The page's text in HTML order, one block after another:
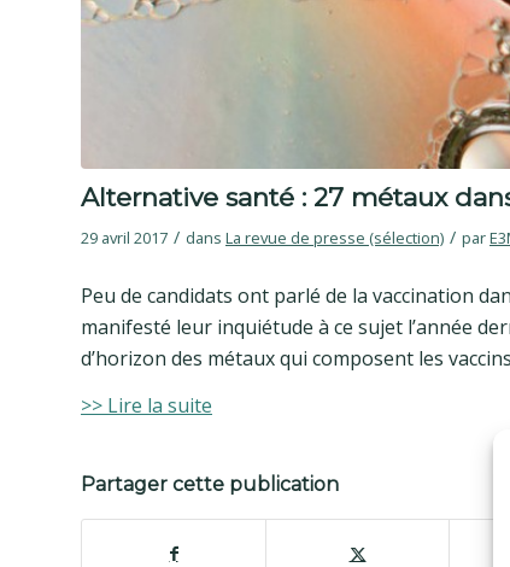
Alternative santé : 27 métaux
29 avril 2017 / dans La revue de presse (sélection) / par
Peu de candidats ont parlé de la vaccination
manifesté leur inquiétude à ce sujet l’année
d’horizon des métaux qui composent les
>> Lire la suite
Partager cette publication